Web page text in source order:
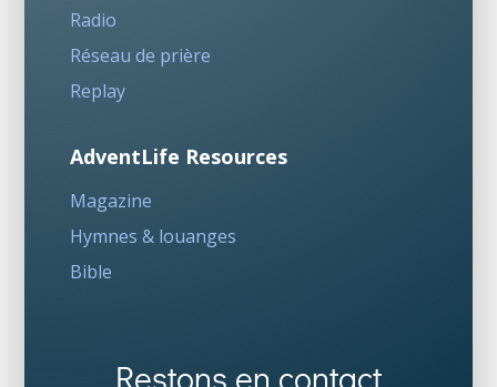
Radio
Réseau de prière
Replay
AdventLife Resources
Magazine
Hymnes & louanges
Bible
Restons en contact